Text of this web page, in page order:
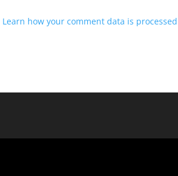
Learn how your comment data is